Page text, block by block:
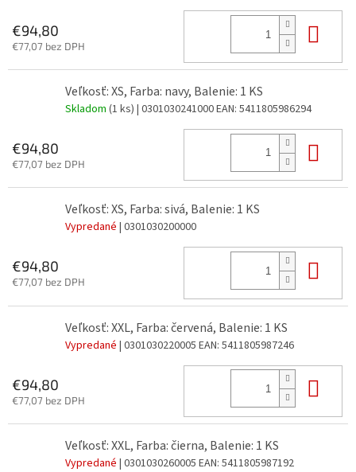
€94,80
€77,07 bez DPH
Veľkosť: XS, Farba: navy, Balenie: 1 KS
Skladom (1 ks) | 0301030241000EAN: 5411805986294
€94,80
€77,07 bez DPH
Veľkosť: XS, Farba: sivá, Balenie: 1 KS
Vypredané | 0301030200000
€94,80
€77,07 bez DPH
Veľkosť: XXL, Farba: červená, Balenie: 1 KS
Vypredané | 0301030220005 EAN: 5411805987246
€94,80
€77,07 bez DPH
Veľkosť: XXL, Farba: čierna, Balenie: 1 KS
Vypredané | 0301030260005 EAN: 5411805987192